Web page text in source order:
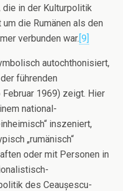
in der Kulturpolitik
die Rumänen als den
verbunden war.[9]
autochthonisiert,
führenden
1969) zeigt. Hier
national-
inszeniert,
„rumänisch“
oder mit Personen in
des Ceaușescu-